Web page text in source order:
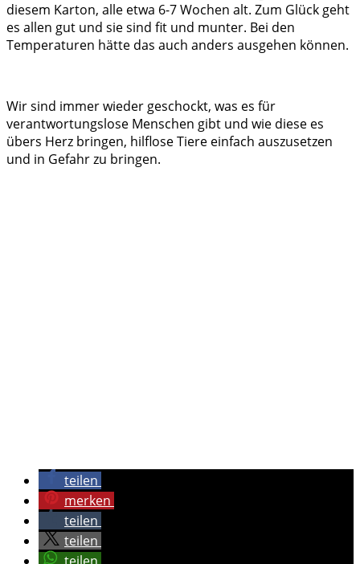
diesem Karton, alle etwa 6-7 Wochen alt. Zum Glück geht
es allen gut und sie sind fit und munter. Bei den
Temperaturen hätte das auch anders ausgehen können.
Wir sind immer wieder geschockt, was es für
verantwortungslose Menschen gibt und wie diese es
übers Herz bringen, hilflose Tiere einfach auszusetzen
und in Gefahr zu bringen.
teilen
merken
teilen
teilen